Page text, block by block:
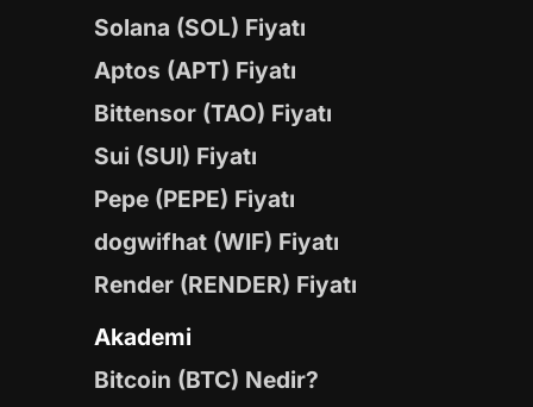
Solana (SOL) Fiyatı
Aptos (APT) Fiyatı
Bittensor (TAO) Fiyatı
Sui (SUI) Fiyatı
Pepe (PEPE) Fiyatı
dogwifhat (WIF) Fiyatı
Render (RENDER) Fiyatı
Akademi
Bitcoin (BTC) Nedir?